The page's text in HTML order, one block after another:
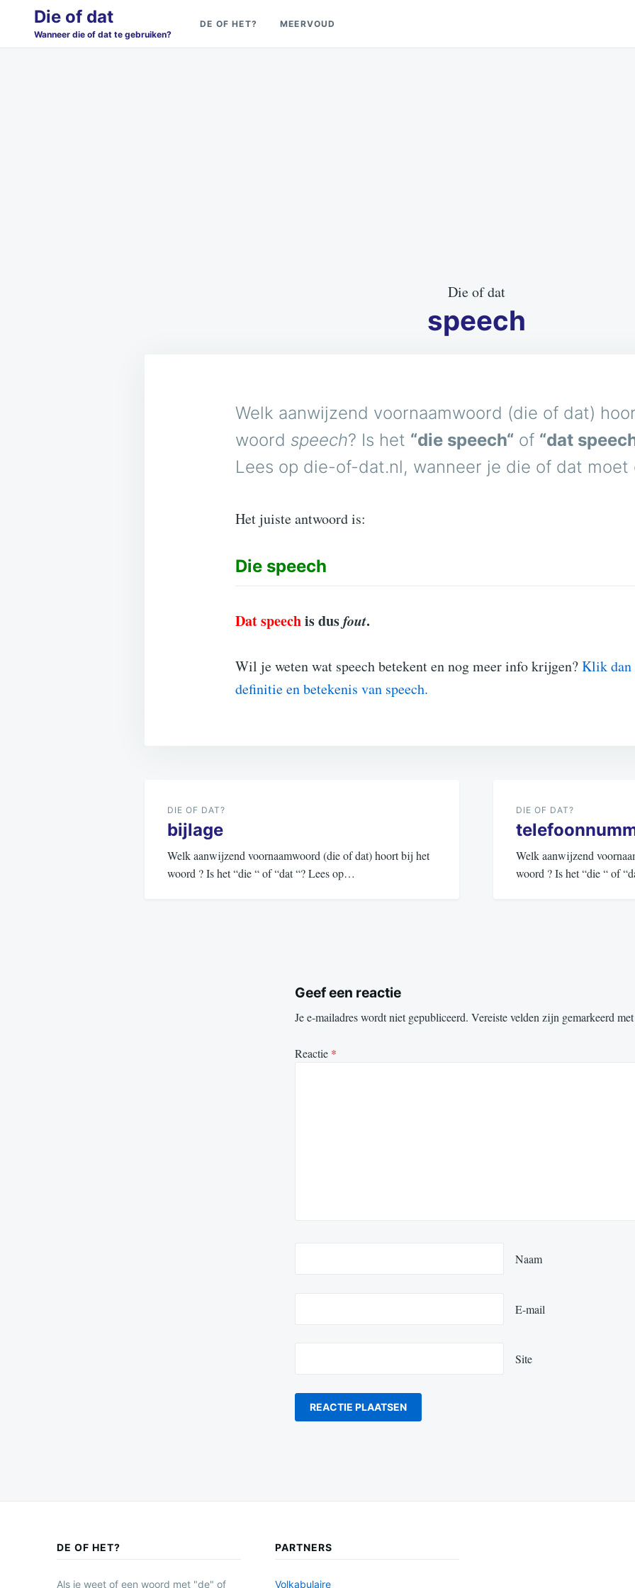
Search
for:
Die of dat
Wanneer die of dat te gebruiken?
DE OF HET? MEERVOUD
Die of dat
speech
Welk aanwijzend voornaamwoord (die of dat)
woord speech? Is het “die speech“ of “dat
Lees op die-of-dat.nl, wanneer je die of dat moet
Het juiste antwoord is:
Die speech
Dat speechis dusfout.
Wil je weten wat speech betekent en nog meer info krijgen?Klik dan
definitie en betekenis van speech.
navigatie
DIE OF DAT?
bijlage
Welk aanwijzend voornaamwoord (die of dat) hoort bij het
woord ? Is het “die “ of “dat “? Lees op…
DIE OF DAT?
Welk aanwijzend
woord ? Is het “die “ of
Geef een reactie
Je e-mailadres wordt niet gepubliceerd. Vereiste velden zijn gemarkeerd
Reactie *
Naam
E-mail
Site
DE OF HET?
Als je weet of een woord met "de" of
PARTNERS
Volkabulaire